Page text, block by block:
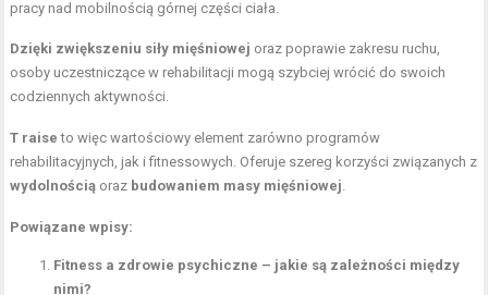
pracy nad mobilnością górnej części ciała.
Dzięki zwiększeniu siły mięśniowej oraz poprawie zakresu ruchu,
osoby uczestniczące w rehabilitacji mogą szybciej wrócić do swoich
codziennych aktywności.
T raise to więc wartościowy element zarówno programów
rehabilitacyjnych, jak i fitnessowych. Oferuje szereg korzyści związanych z
wydolnością oraz budowaniem masy mięśniowej.
Powiązane wpisy:
Fitness a zdrowie psychiczne – jakie są zależności między
nimi?